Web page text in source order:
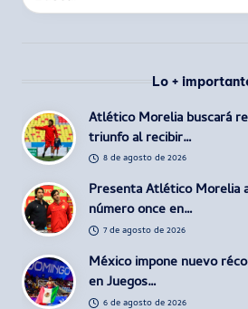
Lo +
Atlético Morelia buscará
triunfo al recibir…
8 de agosto de 2026
Presenta Atlético Morelia
número once en…
7 de agosto de 2026
México impone nuevo
en Juegos…
6 de agosto de 2026